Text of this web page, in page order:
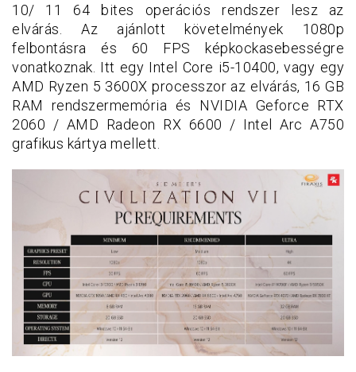
10/ 11 64 bites operációs rendszer lesz az
elvárás. Az ajánlott követelmények 1080p
felbontásra és 60 FPS képkockasebességre
vonatkoznak. Itt egy Intel Core i5-10400, vagy egy
AMD Ryzen 5 3600X processzor az elvárás, 16 GB
RAM rendszermemória és NVIDIA Geforce RTX
2060 / AMD Radeon RX 6600 / Intel Arc A750
grafikus kártya mellett.